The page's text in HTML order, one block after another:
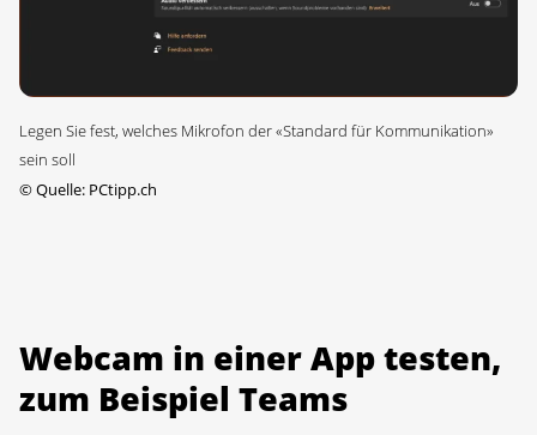
Legen Sie fest, welches Mikrofon der «Standard für Kommunikation»
sein soll
©Quelle: PCtipp.ch
Webcam in einer App testen,
zum Beispiel Teams